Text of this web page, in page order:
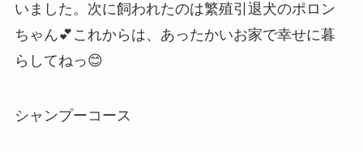
いました。次に飼われたのは繁殖引退犬のポロン
ちゃん💕これからは、あったかいお家で幸せに暮
らしてねっ😊
シャンプーコース